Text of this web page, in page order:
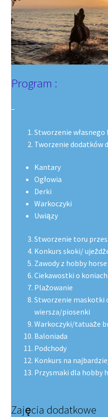
Program :
–
Stworzenie własnego
Tworzenie dodatków
Kantary
Ogłowia
Derki
Warkoczyki
Uwiązy
Stworzenie toru
Konkurs skoki/
Zawody z hobby horse
Ciekawostki o koniach
Plażowanie
Stworzenie maskotki
wiersza/piosenki
Warkoczyki/tatuaże
Baloniada
Podchody
Konkurs na
Przysmaki dla hobby
Zajęcia dodatkowe